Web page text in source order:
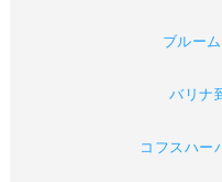
ブルー
バリナ
コフスハー